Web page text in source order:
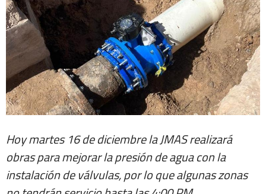
Hoy martes 16 de diciembre la JMAS realizará
obras para mejorar la presión de agua con la
instalación de válvulas, por lo que algunas zonas